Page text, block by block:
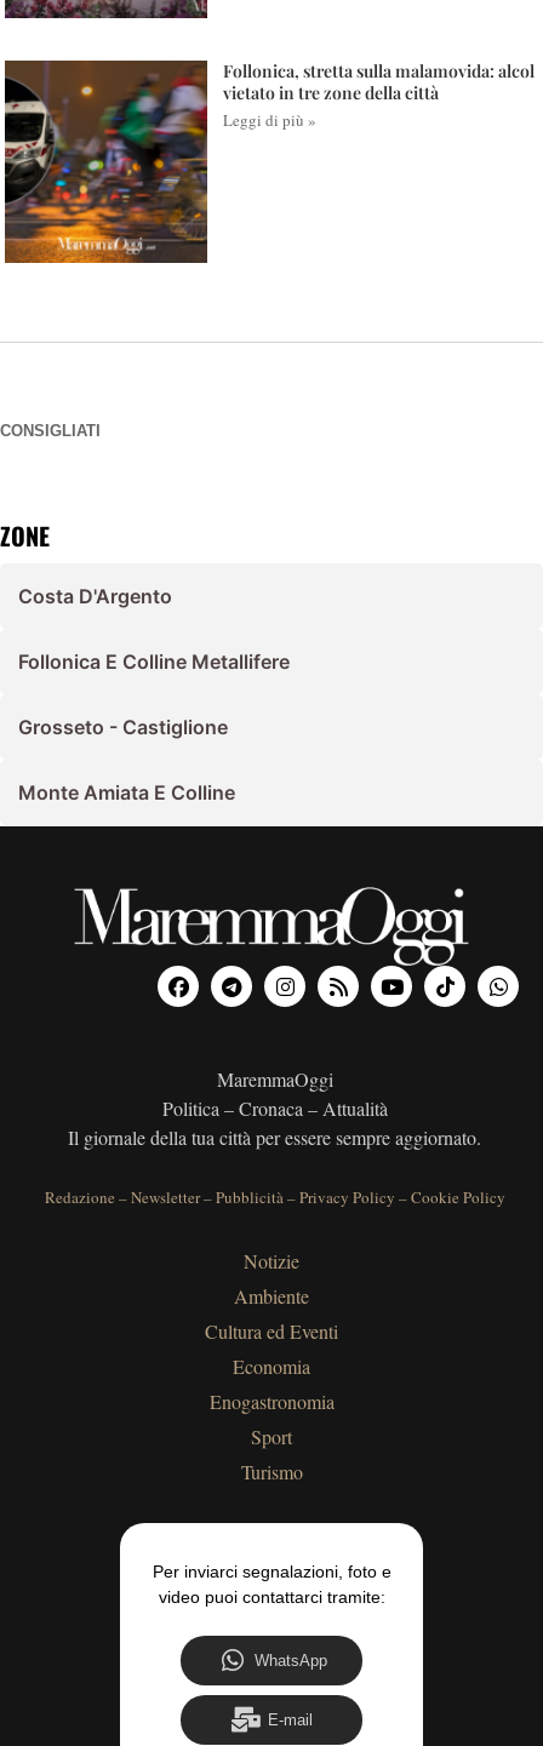
Follonica, stretta sulla malamovida: alcol
vietato in tre zone della città
Leggi di più »
CONSIGLIATI
ZONE
Costa D'Argento
Follonica E Colline Metallifere
Grosseto - Castiglione
Monte Amiata E Colline
MaremmaOggi
Politica – Cronaca – Attualità
Il giornale della tua città per essere sempre aggiornato.
Redazione –Newsletter–Pubblicità–Privacy Policy –Cookie Policy
Notizie
Ambiente
Cultura ed Eventi
Economia
Enogastronomia
Sport
Turismo
Per inviarci segnalazioni, foto e
video puoi contattarci tramite:
WhatsApp
E-mail